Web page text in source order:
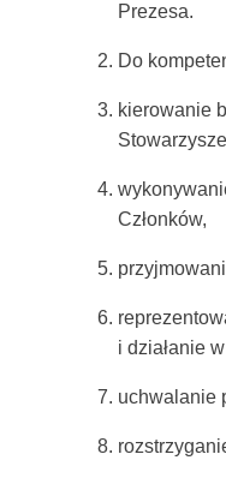
Prezesa.
Do
kierowanie
Członków,
i działanie
uchwalanie